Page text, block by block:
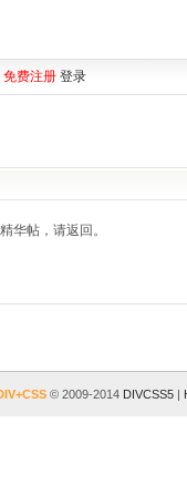
免费注册 登录
华帖，请返回。
© 2009-2014 DIVCSS5 |